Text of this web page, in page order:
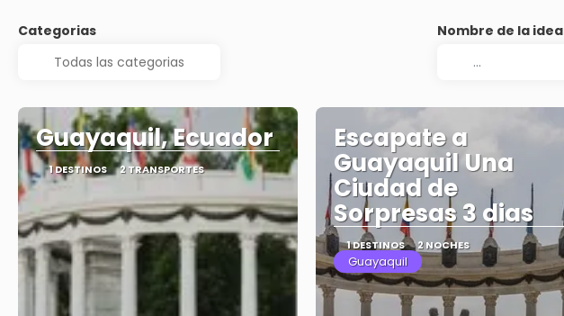
Categorias Nombre de la idea
Guayaquil, Ecuador
1 DESTINOS 2 TRANSPORTES
Escapate a
Guayaquil Una
Ciudad de
Sorpresas 3 dias
1 DESTINOS 2 NOCHES
Guayaquil